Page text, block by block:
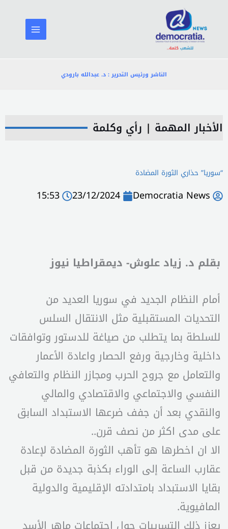
المحتوى
الناشر ورئيس التحرير : د. عبدالله بارودي
الأخبار المهمة | رأي وكلمة
“سوريا” حذاري الثورة المضادة
Democratia News
23/12/2024
15:53
بقلم د. زياد علوش- ديمقراطيا نيوز
أمام النظام الجديد في سوريا العديد من
التحديات المستقبلية مثل الانتقال السلس
للسلطة بما يتطلب من صياغة للدستور وتوافقات
داخلية وخارجية ورفع الحصار واعادة الأعمار
والتعامل مع جروح الحرب ومجازر النظام والتعافي
النفسي والاجتماعي والاقتصادي والمالي
والنقدي بعد أن جفف ضرعها الاستبداد السابق
على مدى اكثر من نصف قرن..
الا ان اخطرها هو تأهب الثورة المضادة لإعادة
عقارب الساعة إلى الوراء بكذبة جديدة من قبل
بقايا الاستبداد بامتدادته الإقليمية والدولية
المافيوية.